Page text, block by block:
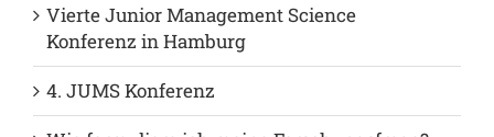
Vierte Junior Management Science
Konferenz in Hamburg
4. JUMS Konferenz